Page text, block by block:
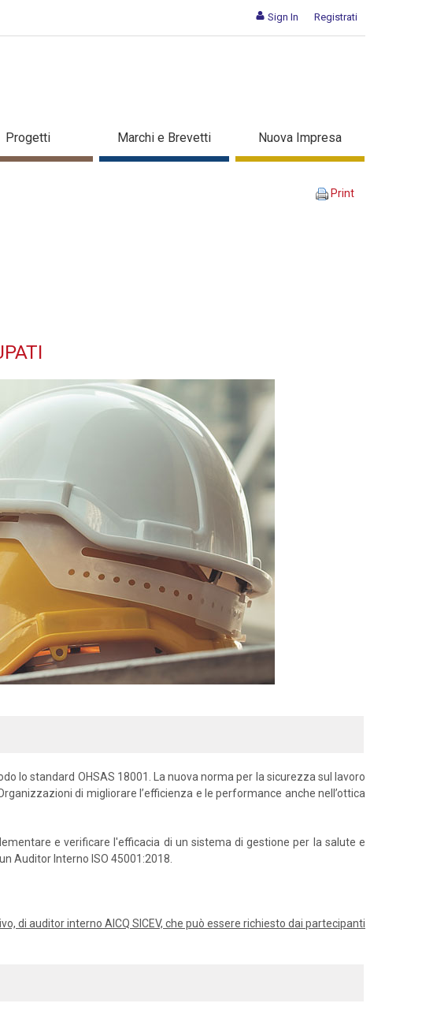
Sign In Registrati
per occupati - Dettaglio corso di
Progetti Marchi e Brevetti Nuova Impresa
Print
lo standard OHSAS 18001. La nuova norma per la sicurezza sul lavoro
di migliorare l’efficienza e le performance anche nell’ottica
e verificare l'efficacia di un sistema di gestione per la salute e
Auditor Interno ISO 45001:2018.
di auditor interno AICQ SICEV, che può essere richiesto dai partecipanti